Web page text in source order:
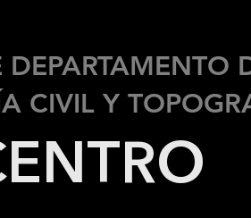
DEPARTAMENTO
CIVIL Y